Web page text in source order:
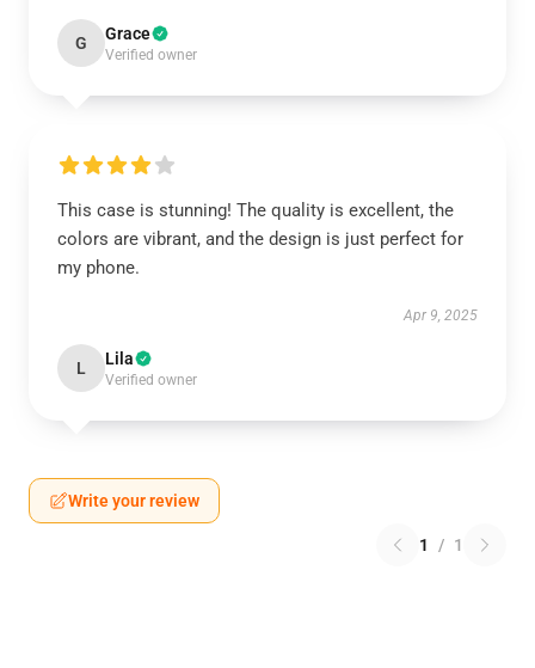
G Grace
Verified owner
This case is stunning! The quality is excellent, the
colors are vibrant, and the design is just perfect for
my phone.
Apr 9, 2025
L Lila
Verified owner
Write your review
1 / 1